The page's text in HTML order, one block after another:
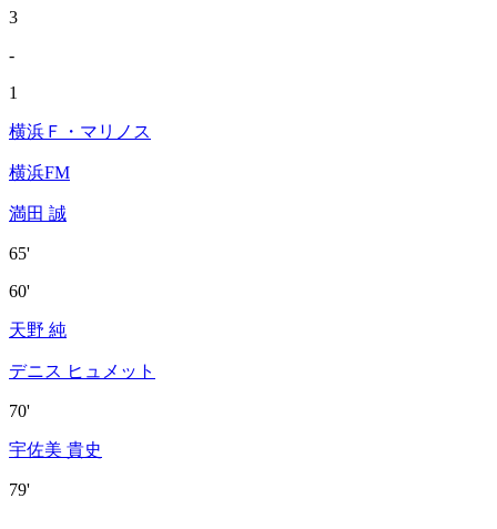
3
-
1
横浜Ｆ・マリノス
横浜FM
満田 誠
65'
60'
天野 純
デニス ヒュメット
70'
宇佐美 貴史
79'